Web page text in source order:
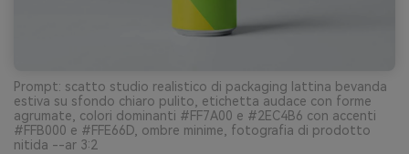
Prompt: scatto studio realistico di packaging lattina bevanda
estiva su sfondo chiaro pulito, etichetta audace con forme
agrumate, colori dominanti #FF7A00 e #2EC4B6 con accenti
#FFB000 e #FFE66D, ombre minime, fotografia di prodotto
nitida --ar 3:2